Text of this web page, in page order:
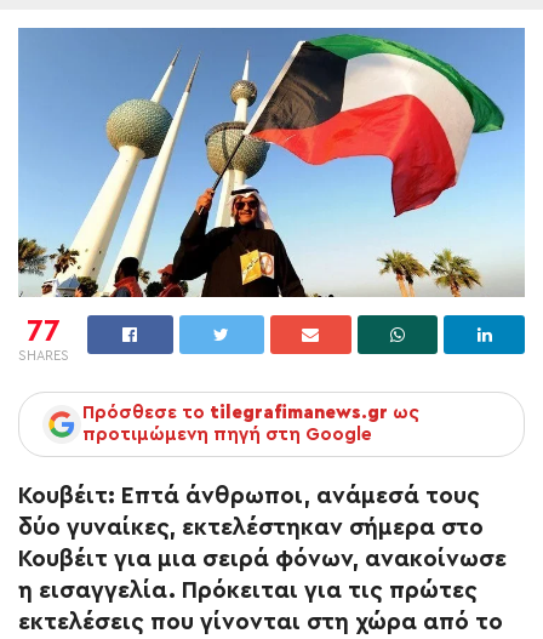
77
SHARES
Πρόσθεσε το tilegrafimanews.gr ως
προτιμώμενη πηγή στη Google
Κουβέιτ: Επτά άνθρωποι, ανάμεσά τους
δύο γυναίκες, εκτελέστηκαν σήμερα στο
Κουβέιτ για μια σειρά φόνων, ανακοίνωσε
η εισαγγελία. Πρόκειται για τις πρώτες
εκτελέσεις που γίνονται στη χώρα από το